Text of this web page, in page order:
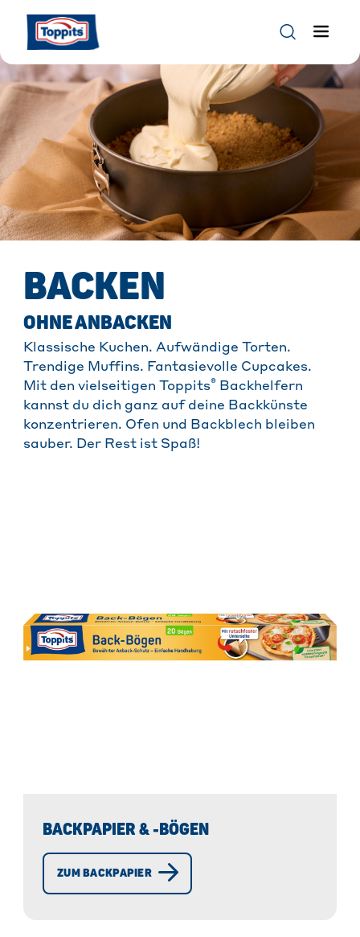
BACKEN
OHNE ANBACKEN
Klassische Kuchen. Aufwändige Torten.
Trendige Muffins. Fantasievolle Cupcakes.
Mit den vielseitigen Toppits® Backhelfern
kannst du dich ganz auf deine Backkünste
konzentrieren. Ofen und Backblech bleiben
sauber. Der Rest ist Spaß!
BACKPAPIER & -BÖGEN
ZUM BACKPAPIER